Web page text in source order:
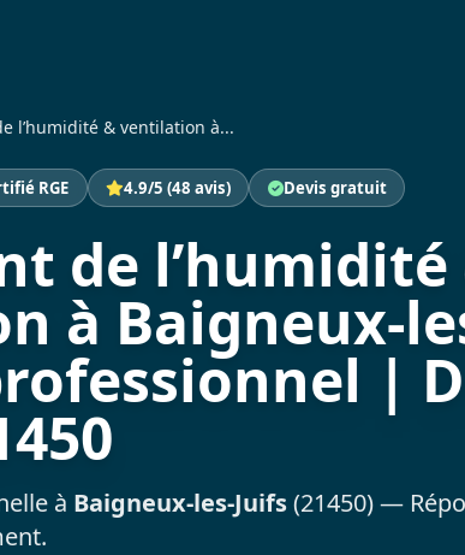
l’humidité & ventilation à...
RGE 4.9/5 (48 avis) Devis gratuit
de l’humidité
à Baigneux-
|
à Baigneux-les-Juifs(21450) —